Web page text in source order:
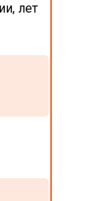
лет